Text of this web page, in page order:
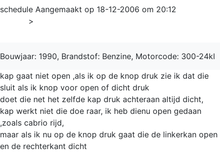
schedule Aangemaakt op 18-12-2006 om 20:12
>
Bouwjaar: 1990, Brandstof: Benzine, Motorcode: 300-24kl
kap gaat niet open ,als ik op de knop druk zie ik dat die
sluit als ik knop voor open of dicht druk
doet die net het zelfde kap druk achteraan altijd dicht,
kap werkt niet die doe raar, ik heb dienu open gedaan
,zoals cabrio rijd,
maar als ik nu op de knop druk gaat die de linkerkan open
en de rechterkant dicht